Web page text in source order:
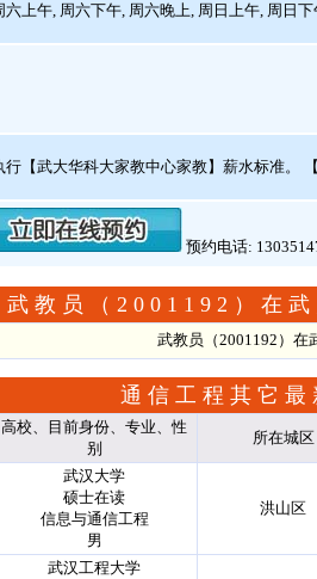
六上午, 周六下午, 周六晚上, 周日上午, 周日
行【武大华科大家教中心家教】薪水标准。
预约电话:
武教员（2001192）在
武教员（2001192）在
通信工程其它
高校、目前身份、专业、性
别
所在城区
武汉大学
硕士在读
信息与通信工程
男
洪山区
武汉工程大学